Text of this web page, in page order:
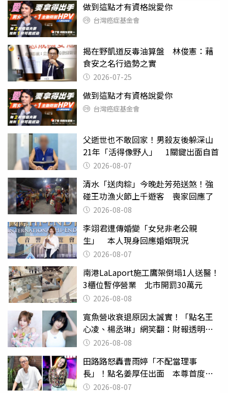
做到這點才有資格說愛你
台灣癌症基金會
揭在野凱道反毒油算盤 林俊憲：藉
食安之名行造勢之實
2026-07-25
做到這點才有資格說愛你
台灣癌症基金會
父逝世也不敢回家！男殺友後躲深山
21年「活得像野人」 1關鍵出面自首
2026-08-07
清水「送肉粽」今晚赴芳苑送煞！強
碰王功漁火節上千遊客 喪家回應了
2026-08-08
李翊君遭傳婚變「女兒非老公親
生」 本人現身回應婚姻現況
2026-08-07
南港LaLaport施工鷹架倒塌1人送醫！
3櫃位暫停營業 北市開罰30萬元
2026-08-08
寬魚營收衰退原因太誠實！「點名王
心凌、楊丞琳」網笑翻：財報透明度
滿分2026-08-08
田路路怒轟曹雨婷「不配當理事
長」！點名姜厚任出面 本尊首度回
應了2026-08-07